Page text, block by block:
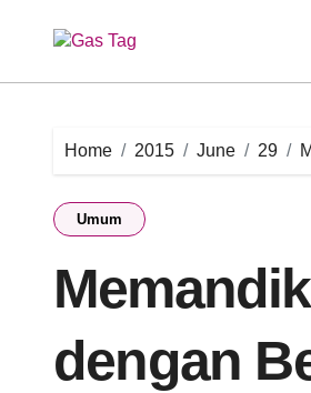
Home 2015 June 29
Umum
dengan